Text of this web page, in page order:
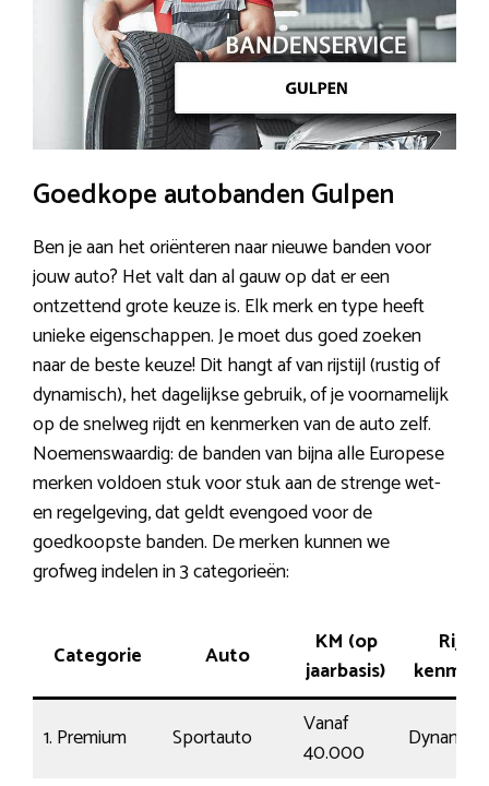
Goedkope autobanden Gulpen
Ben je aan het oriënteren naar nieuwe banden voor
jouw auto? Het valt dan al gauw op dat er een
ontzettend grote keuze is. Elk merk en type heeft
unieke eigenschappen. Je moet dus goed zoeken
naar de beste keuze! Dit hangt af van rijstijl (rustig of
dynamisch), het dagelijkse gebruik, of je voornamelijk
op de snelweg rijdt en kenmerken van de auto zelf.
Noemenswaardig: de banden van bijna alle Europese
merken voldoen stuk voor stuk aan de strenge wet-
en regelgeving, dat geldt evengoed voor de
goedkoopste banden. De merken kunnen we
grofweg indelen in 3 categorieën:
Categorie Auto
KM (op
jaarbasis)
Rij-
1. Premium Sportauto
Vanaf
40.000